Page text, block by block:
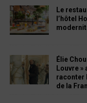
Le
l’hôtel
Élie
Louvre »
raconter
de la